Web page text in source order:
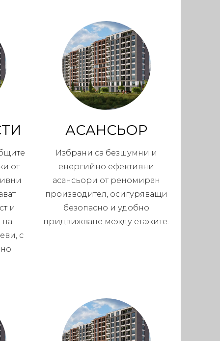
от
и
на
с
АСАНСЬОР
Избрани са безшумни и
енергийно ефективни
асансьори от реномиран
производител, осигуряващи
безопасно и удобно
придвижване между етажите.